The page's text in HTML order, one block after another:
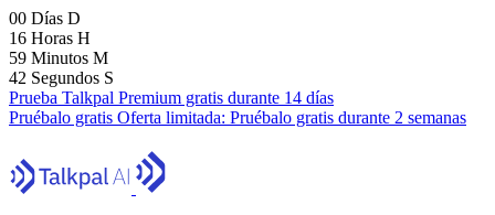
00 Días D
16 Horas H
59 Minutos M
40 Segundos S
Prueba Talkpal Premium gratis durante 14 días
Pruébalo gratis Oferta limitada: Pruébalo gratis durante 2 semanas